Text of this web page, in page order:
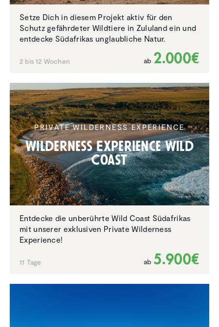
Setze Dich in diesem Projekt aktiv für den
Schutz gefährdeter Wildtiere in Zululand ein und
entdecke Südafrikas unglaubliche Natur.
2 bis 12 Wochen ab 2.000€
PRIVATE WILDERNESS EXPERIENCE
Wilder­ness Experi­ence Wild
Coast
Entdecke die unberührte Wild Coast Südafrikas
mit unserer exklusiven Private Wilderness
Experience!
11 Tage ab 5.900€